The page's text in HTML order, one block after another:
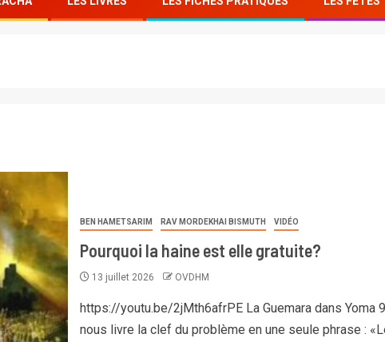
BEN HAMETSARIM RAV MORDEKHAI BISMUTH VIDÉO
Pourquoi la haine est elle gratuite?
13 juillet 2026 OVDHM
https://youtu.be/2jMth6afrPE La Guemara dans Yoma
nous livre la clef du problème en une seule phrase :